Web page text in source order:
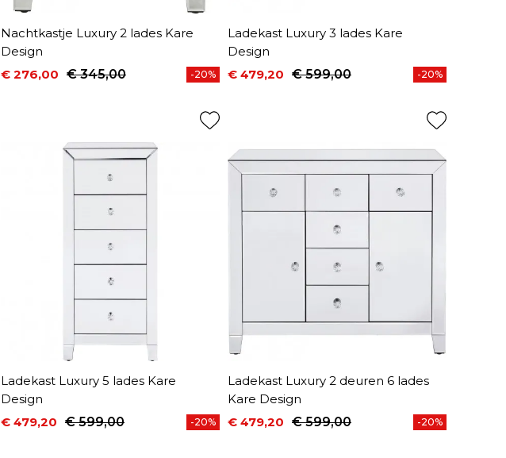
Nachtkastje Luxury 2 lades Kare
Design
Prijs
€ 276,00
Normale prijs€ 345,00 -20%
Ladekast Luxury 3 lades Kare
Design
Prijs
€ 479,20
Normale prijs€ 599,00 -20%
Ladekast Luxury 5 lades Kare
Design
Prijs
€ 479,20
Normale prijs€ 599,00 -20%
Ladekast Luxury 2 deuren 6 lades
Kare Design
Prijs
€ 479,20
Normale prijs€ 599,00 -20%